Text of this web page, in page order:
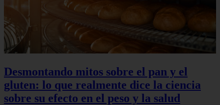
Desmontando mitos sobre el pan y el
gluten: lo que realmente dice la ciencia
sobre su efecto en el peso y la salud